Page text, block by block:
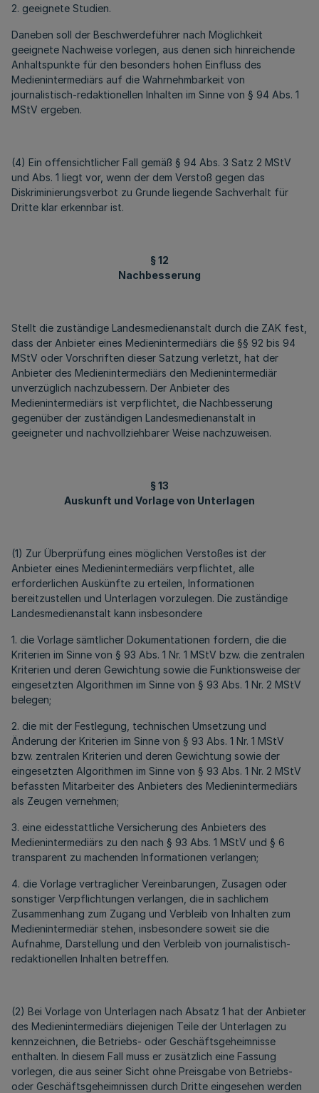
2. geeignete Studien.
Daneben soll der Beschwerdeführer nach Möglichkeit
geeignete Nachweise vorlegen, aus denen sich hinreichende
Anhaltspunkte für den besonders hohen Einfluss des
Medienintermediärs auf die Wahrnehmbarkeit von
journalistisch-redaktionellen Inhalten im Sinne von § 94 Abs. 1
MStV ergeben.
(4) Ein offensichtlicher Fall gemäß § 94 Abs. 3 Satz 2 MStV
und Abs. 1 liegt vor, wenn der dem Verstoß gegen das
Diskriminierungsverbot zu Grunde liegende Sachverhalt für
Dritte klar erkennbar ist.
§ 12
Nachbesserung
Stellt die zuständige Landesmedienanstalt durch die ZAK fest,
dass der Anbieter eines Medienintermediärs die §§ 92 bis 94
MStV oder Vorschriften dieser Satzung verletzt, hat der
Anbieter des Medienintermediärs den Medienintermediär
unverzüglich nachzubessern. Der Anbieter des
Medienintermediärs ist verpflichtet, die Nachbesserung
gegenüber der zuständigen Landesmedienanstalt in
geeigneter und nachvollziehbarer Weise nachzuweisen.
§ 13
Auskunft und Vorlage von Unterlagen
(1) Zur Überprüfung eines möglichen Verstoßes ist der
Anbieter eines Medienintermediärs verpflichtet, alle
erforderlichen Auskünfte zu erteilen, Informationen
bereitzustellen und Unterlagen vorzulegen. Die zuständige
Landesmedienanstalt kann insbesondere
1. die Vorlage sämtlicher Dokumentationen fordern, die die
Kriterien im Sinne von § 93 Abs. 1 Nr. 1 MStV bzw. die zentralen
Kriterien und deren Gewichtung sowie die Funktionsweise der
eingesetzten Algorithmen im Sinne von § 93 Abs. 1 Nr. 2 MStV
belegen;
2. die mit der Festlegung, technischen Umsetzung und
Änderung der Kriterien im Sinne von § 93 Abs. 1 Nr. 1 MStV
bzw. zentralen Kriterien und deren Gewichtung sowie der
eingesetzten Algorithmen im Sinne von § 93 Abs. 1 Nr. 2 MStV
befassten Mitarbeiter des Anbieters des Medienintermediärs
als Zeugen vernehmen;
3. eine eidesstattliche Versicherung des Anbieters des
Medienintermediärs zu den nach § 93 Abs. 1 MStV und § 6
transparent zu machenden Informationen verlangen;
4. die Vorlage vertraglicher Vereinbarungen, Zusagen oder
sonstiger Verpflichtungen verlangen, die in sachlichem
Zusammenhang zum Zugang und Verbleib von Inhalten zum
Medienintermediär stehen, insbesondere soweit sie die
Aufnahme, Darstellung und den Verbleib von journalistisch-
redaktionellen Inhalten betreffen.
(2) Bei Vorlage von Unterlagen nach Absatz 1 hat der Anbieter
des Medienintermediärs diejenigen Teile der Unterlagen zu
kennzeichnen, die Betriebs- oder Geschäftsgeheimnisse
enthalten. In diesem Fall muss er zusätzlich eine Fassung
vorlegen, die aus seiner Sicht ohne Preisgabe von Betriebs-
oder Geschäftsgeheimnissen durch Dritte eingesehen werden